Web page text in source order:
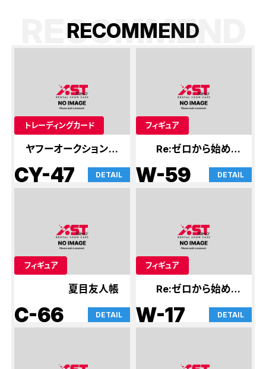
RECOMMEND
RECOMMEND
トレーディングカード
ヤフーオークション出
品予定
CY-47 DETAIL
フィギュア
Re:ゼロから始める
異世界生活
W-59 DETAIL
フィギュア
夏目友人帳
C-66 DETAIL
フィギュア
Re:ゼロから始める
異世界生活
W-17 DETAIL